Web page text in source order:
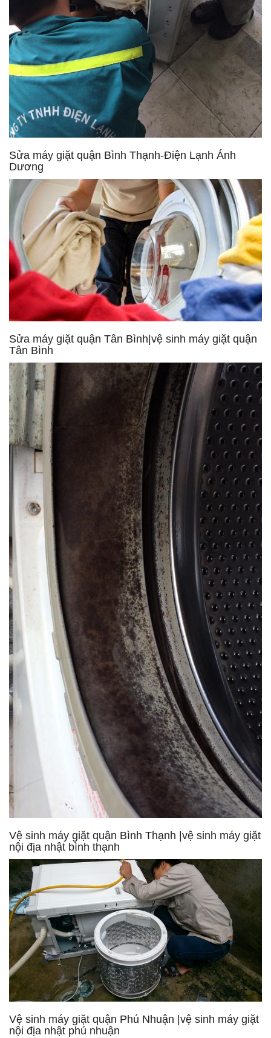
Sửa máy giặt quận Bình Thạnh-Điện Lạnh Ánh
Dương
Sửa máy giặt quận Tân Bình|vệ sinh máy giặt quận
Tân Bình
Vệ sinh máy giặt quận Bình Thạnh |vệ sinh máy giặt
nội địa nhật bình thạnh
Vệ sinh máy giặt quận Phú Nhuận |vệ sinh máy giặt
nội địa nhật phú nhuận